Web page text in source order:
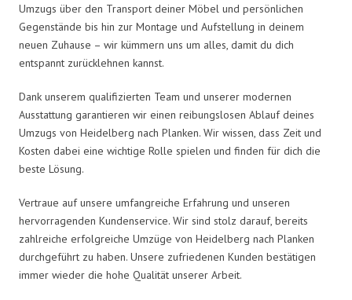
Umzugs über den Transport deiner Möbel und persönlichen
Gegenstände bis hin zur Montage und Aufstellung in deinem
neuen Zuhause – wir kümmern uns um alles, damit du dich
entspannt zurücklehnen kannst.
Dank unserem qualifizierten Team und unserer modernen
Ausstattung garantieren wir einen reibungslosen Ablauf deines
Umzugs von Heidelberg nach Planken. Wir wissen, dass Zeit und
Kosten dabei eine wichtige Rolle spielen und finden für dich die
beste Lösung.
Vertraue auf unsere umfangreiche Erfahrung und unseren
hervorragenden Kundenservice. Wir sind stolz darauf, bereits
zahlreiche erfolgreiche Umzüge von Heidelberg nach Planken
durchgeführt zu haben. Unsere zufriedenen Kunden bestätigen
immer wieder die hohe Qualität unserer Arbeit.